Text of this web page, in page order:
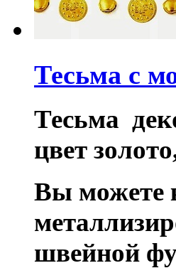
Тесьма с
Тесьма
цвет
Вы можете
швейной